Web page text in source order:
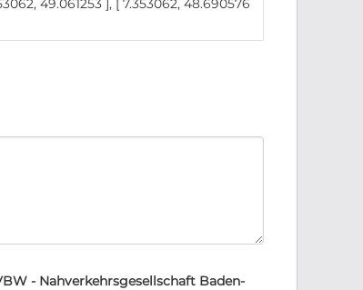
49.061253 ], [ 7.353062, 48.690576
- Nahverkehrsgesellschaft Baden-